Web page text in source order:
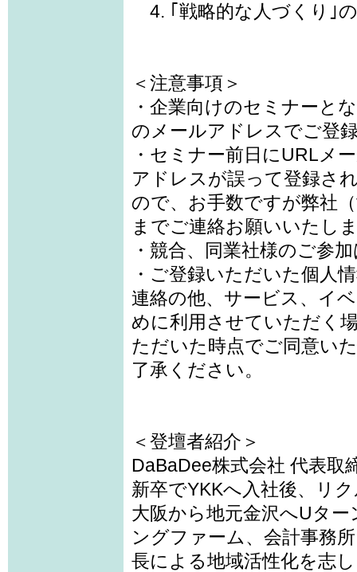
4. ｢戦略的な人づくり｣
＜注意事項＞
・企業向けのセミナーと
のメールアドレスでご登
・セミナー前日にURLメ
アドレスが誤って登録さ
ので、お手数ですが弊社
までご連絡お願いいたし
・競合、同業社様のご参
・ご登録いただいた個人
連絡の他、サービス、イ
めに利用させていただく
ただいた時点でご同意い
了承ください。
＜登壇者紹介＞
DaBaDee株式会社 代表取
新卒でYKKへ入社後、リ
大阪から地元金沢へUタ
ングファーム、会計事務
長による地域活性化を志